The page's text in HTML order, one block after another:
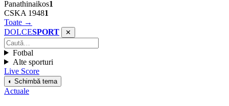
Panathinaikos1
CSKA 19481
Toate →
DOLCESPORT ✕
Fotbal
Alte sporturi
Live Score
◐ Schimbă tema
Actuale